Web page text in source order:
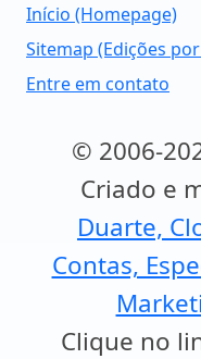
Início (Homepage)
Sitemap (Edições
Entre em contato
© 2006-
Criado e
Duarte,
Contas,
Clique no